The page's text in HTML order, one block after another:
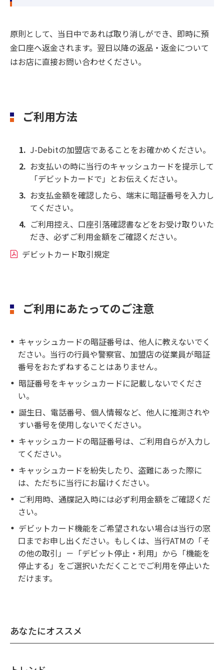
原則として、当日中であれば取り消しができ、即時に預
金口座へ返金されます。翌日以降の返品・返金について
はお店に直接お問い合わせください。
ご利用方法
J-Debitの加盟店であることをお確かめください。
お支払いの時に当行のキャッシュカードを提示して
「デビットカードで」とお伝えください。
お支払金額を確認したら、端末に暗証番号を入力し
てください。
ご利用控え、口座引落確認書などをお受け取りいた
だき、必ずご利用金額をご確認ください。
デビットカード取引規定
ご利用にあたってのご注意
キャッシュカードの暗証番号は、他人に教えないでく
ださい。当行の行員や警察官、加盟店の従業員が暗証
番号をおたずねすることはありません。
暗証番号をキャッシュカードに記載しないでくださ
い。
誕生日、電話番号、個人情報など、他人に推測されや
すい番号を使用しないでください。
キャッシュカードの暗証番号は、ご利用自らが入力し
てください。
キャッシュカードを紛失したり、盗難にあった際に
は、ただちに当行にお届けください。
ご利用時、通牒記入時には必ず利用金額をご確認くだ
さい。
デビットカード機能をご希望されない場合は当行の窓
口までお申し出ください。もしくは、当行ATMの「そ
の他の取引」－「デビット停止・利用」から「機能を
停止する」をご選択いただくことでご利用を停止いた
だけます。
あなたにオススメ